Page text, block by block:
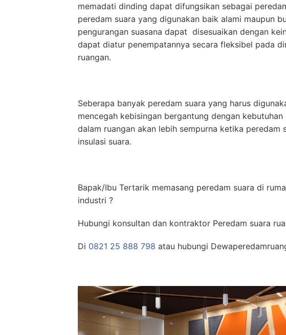
memadati dinding dapat difungsikan sebagai
peredam suara yang digunakan baik alami maupun
pengurangan suasana dapat disesuaikan dengan
dapat diatur penempatannya secara fleksibel pada
ruangan.
Seberapa banyak peredam suara yang harus
mencegah kebisingan bergantung dengan
dalam ruangan akan lebih sempurna ketika peredam
insulasi suara.
Bapak/Ibu Tertarik memasang peredam suara di
industri ?
Hubungi konsultan dan kontraktor Peredam suara
Di 0821 25 888 798 atau hubungi